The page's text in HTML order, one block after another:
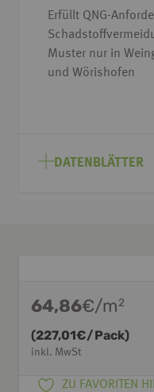
Erfüllt QNG-
Muster nur in
und Wörishofen
DATENBLÄTTER
64,86€/m2
(227,01€/Pack)
inkl. MwSt
ZU FAVORITEN